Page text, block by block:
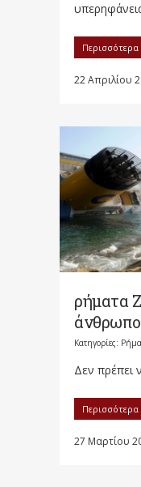
Περισσότερα
22 Απριλίου
ρήματα
Κατηγορίες:
Δεν πρέπει
Περισσότερα
27 Μαρτίου